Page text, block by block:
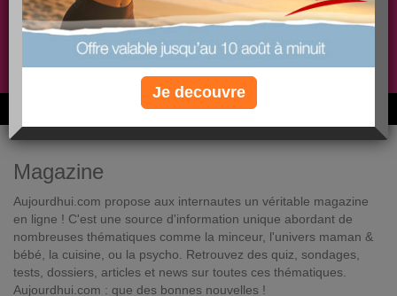
Non, je préfère le régime gratuit
6M de personnes ont maigri et réappris à manger avec nous
Magazine
Aujourdhui.com propose aux internautes un véritable magazine
en ligne ! C'est une source d'information unique abordant de
nombreuses thématiques comme la minceur, l'univers maman &
bébé, la cuisine, ou la psycho. Retrouvez des quiz, sondages,
tests, dossiers, articles et news sur toutes ces thématiques.
Aujourdhui.com : que des bonnes nouvelles !
Je decouvre